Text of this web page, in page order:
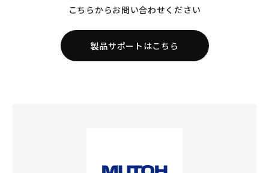
こちらからお問い合わせください
製品サポートはこちら